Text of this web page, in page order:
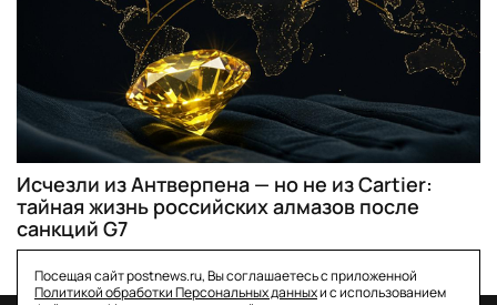
Исчезли из Антверпена — но не из Cartier:
тайная жизнь российских алмазов после
санкций G7
Посещая сайт postnews.ru, Вы соглашаетесь с приложенной
Политикой обработки Персональных данныхи с использованием